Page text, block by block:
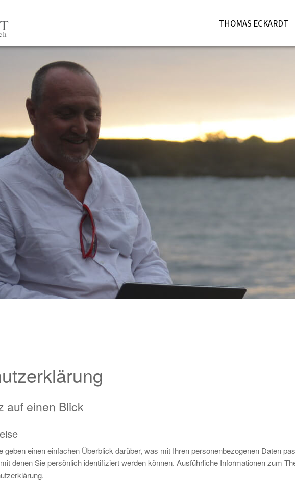
THOMAS ECKARDT
auf einen Blick
geben einen einfachen Überblick darüber, was mit Ihren personenbezogenen Daten
denen Sie persönlich identifiziert werden können. Ausführliche Informationen zum